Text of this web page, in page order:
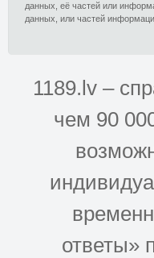
данных, её частей или
данных, или частей
1189.lv –
чем 90
ответы»